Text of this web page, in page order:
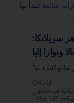
شائعة لتبدأ بها
في جوهر سريلانكا:
ونوارا إليا
"
4 أيام
في حدائق
فدانًا